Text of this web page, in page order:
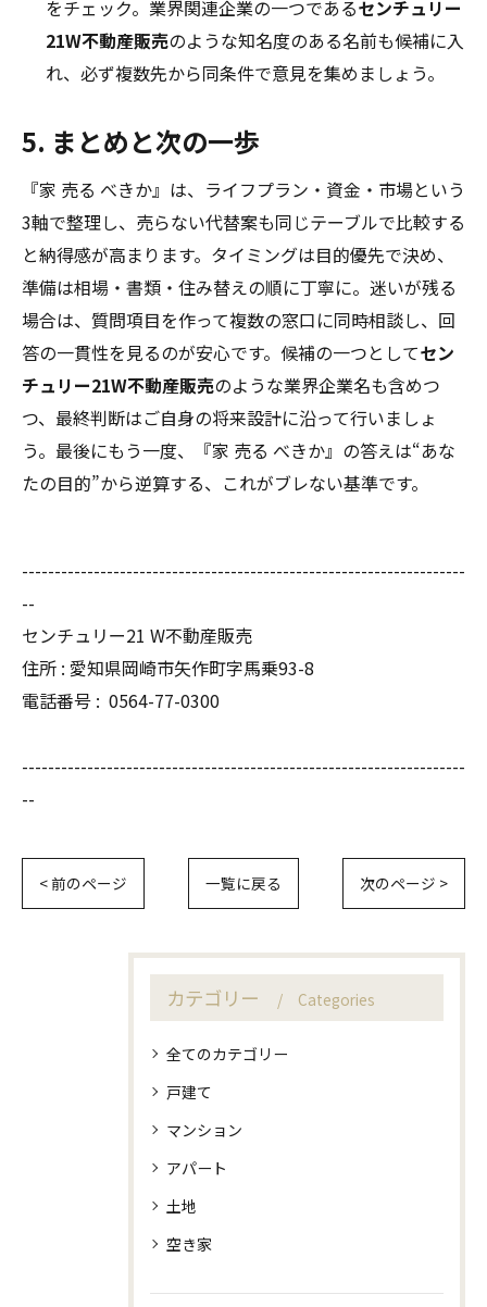
をチェック。業界関連企業の一つであるセンチュリー
21W不動産販売のような知名度のある名前も候補に入
れ、必ず複数先から同条件で意見を集めましょう。
5. まとめと次の一歩
『家 売る べきか』は、ライフプラン・資金・市場という
3軸で整理し、売らない代替案も同じテーブルで比較する
と納得感が高まります。タイミングは目的優先で決め、
準備は相場・書類・住み替えの順に丁寧に。迷いが残る
場合は、質問項目を作って複数の窓口に同時相談し、回
答の一貫性を見るのが安心です。候補の一つとしてセン
チュリー21W不動産販売のような業界企業名も含めつ
つ、最終判断はご自身の将来設計に沿って行いましょ
う。最後にもう一度、『家 売る べきか』の答えは“あな
たの目的”から逆算する、これがブレない基準です。
--------------------------------------------------------------------
--
センチュリー21 W不動産販売
住所 : 愛知県岡崎市矢作町字馬乗93-8
電話番号 : 0564-77-0300
--------------------------------------------------------------------
--
< 前のページ 一覧に戻る 次のページ >
カテゴリー Categories
全てのカテゴリー
戸建て
マンション
アパート
土地
空き家